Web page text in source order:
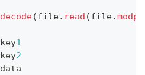
decode(file. read (file.
key1
key2
data